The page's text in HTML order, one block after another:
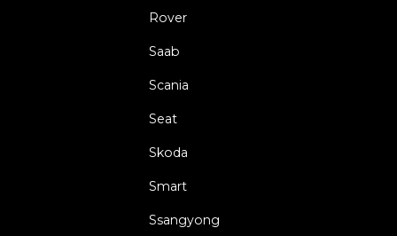
Rover
Saab
Scania
Seat
Skoda
Smart
Ssangyong